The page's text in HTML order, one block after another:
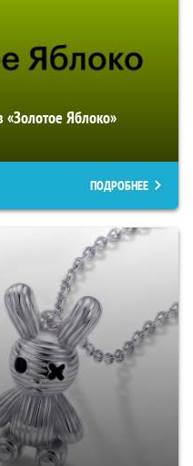
«Золотое Яблоко»
ПОДРОБНЕЕ